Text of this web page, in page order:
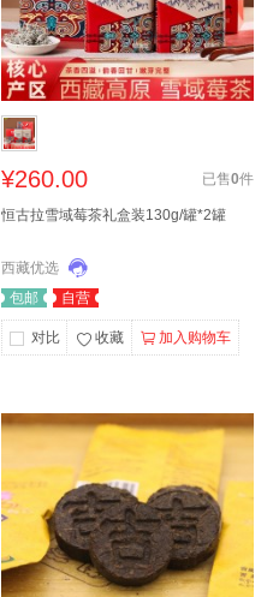
¥260.00 已售0件
恒古拉雪域莓茶礼盒装130g/罐*2罐
西藏优选
包邮
自营
对比 收藏 加入购物车